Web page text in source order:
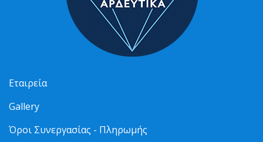
Εταιρεία
Gallery
Όροι Συνεργασίας - Πληρωμής